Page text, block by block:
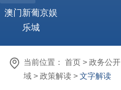
澳门新葡京娱
乐城
当前位置： 首页 > 政务公开
域 > 政策解读 > 文字解读